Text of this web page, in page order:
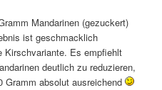
Mandarinen (gezuckert)
ist geschmacklich
Kirschvariante. Es empfiehlt
deutlich zu reduzieren,
Gramm absolut ausreichend